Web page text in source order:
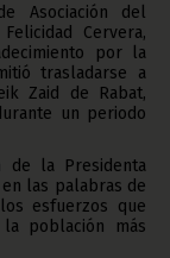
Asociación del
Cervera,
por la
trasladarse a
Zaid de Rabat,
un periodo
de la Presidenta
en las palabras de
esfuerzos que
población más